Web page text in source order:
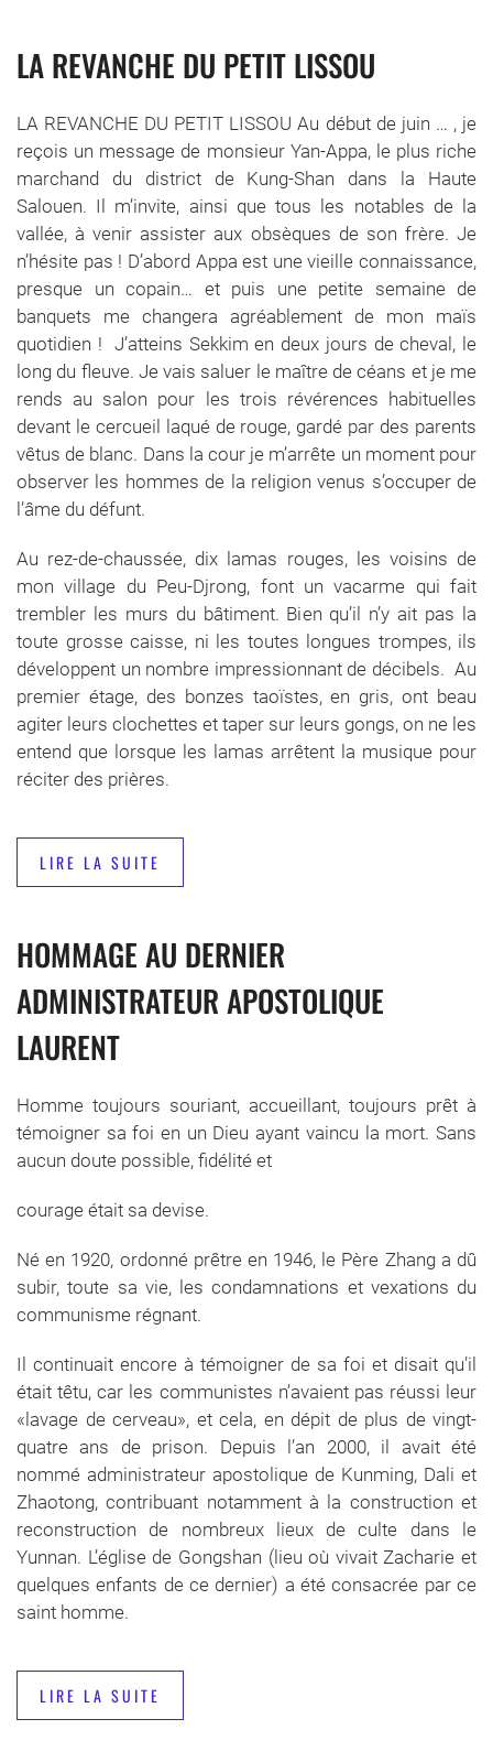
LA REVANCHE DU PETIT LISSOU
LA REVANCHE DU PETIT LISSOU Au début de juin … , je
reçois un message de monsieur Yan-Appa, le plus riche
marchand du district de Kung-Shan dans la Haute
Salouen. Il m’invite, ainsi que tous les notables de la
vallée, à venir assister aux obsèques de son frère. Je
n’hésite pas ! D’abord Appa est une vieille connaissance,
presque un copain… et puis une petite semaine de
banquets me changera agréablement de mon maïs
quotidien ! J’atteins Sekkim en deux jours de cheval, le
long du fleuve. Je vais saluer le maître de céans et je me
rends au salon pour les trois révérences habituelles
devant le cercueil laqué de rouge, gardé par des parents
vêtus de blanc. Dans la cour je m’arrête un moment pour
observer les hommes de la religion venus s’occuper de
l’âme du défunt.
Au rez-de-chaussée, dix lamas rouges, les voisins de
mon village du Peu-Djrong, font un vacarme qui fait
trembler les murs du bâtiment. Bien qu’il n’y ait pas la
toute grosse caisse, ni les toutes longues trompes, ils
développent un nombre impressionnant de décibels. Au
premier étage, des bonzes taoïstes, en gris, ont beau
agiter leurs clochettes et taper sur leurs gongs, on ne les
entend que lorsque les lamas arrêtent la musique pour
réciter des prières.
LIRE LA SUITE
HOMMAGE AU DERNIER
ADMINISTRATEUR APOSTOLIQUE
LAURENT
Homme toujours souriant, accueillant, toujours prêt à
témoigner sa foi en un Dieu ayant vaincu la mort. Sans
aucun doute possible, fidélité et
courage était sa devise.
Né en 1920, ordonné prêtre en 1946, le Père Zhang a dû
subir, toute sa vie, les condamnations et vexations du
communisme régnant.
Il continuait encore à témoigner de sa foi et disait qu’il
était têtu, car les communistes n’avaient pas réussi leur
«lavage de cerveau», et cela, en dépit de plus de vingt-
quatre ans de prison. Depuis l’an 2000, il avait été
nommé administrateur apostolique de Kunming, Dali et
Zhaotong, contribuant notamment à la construction et
reconstruction de nombreux lieux de culte dans le
Yunnan. L’église de Gongshan (lieu où vivait Zacharie et
quelques enfants de ce dernier) a été consacrée par ce
saint homme.
LIRE LA SUITE